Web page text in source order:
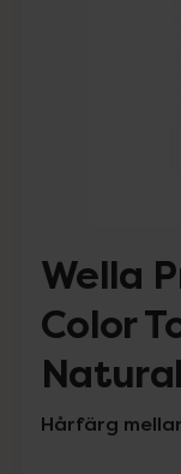
Wella
Color
Hårfärg